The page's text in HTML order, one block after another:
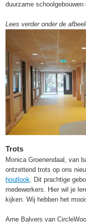
duurzame schoolgebouwen
Lees verder onder de
Trots
Monica Groenendaal, van
ontzettend trots op ons
houtlook. Dit prachtige
medewerkers. Hier wil je
kijken. Wij hebben het
Arne Balvers van